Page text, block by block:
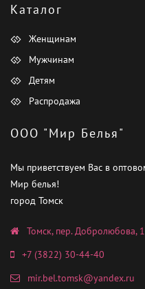
Каталог
Женщинам
Мужчинам
Детям
Распродажа
ООО "Мир Белья"
Мы приветствуем Вас в
Мир белья!
город Томск
Томск, пер. Добролюбова,
+7 (3822) 30-44-40
mir.bel.tomsk@yandex.ru